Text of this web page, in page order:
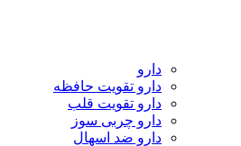
دارو
دارو تقویت حافظه
دارو تقویت قلب
دارو چربی سوز
دارو ضد اسهال